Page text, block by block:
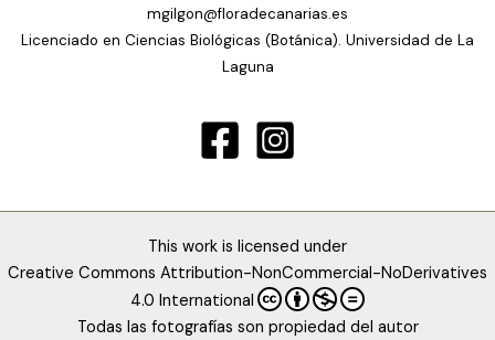
mgilgon@floradecanarias.es
Licenciado en Ciencias Biológicas (Botánica). Universidad de La
Laguna
This work is licensed under
Creative Commons Attribution-NonCommercial-NoDerivatives
4.0 International
Todas las fotografías son propiedad del autor